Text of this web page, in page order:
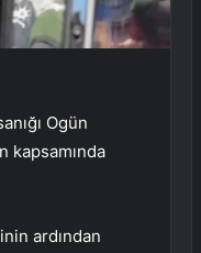
Ogün
kapsamında
ardından